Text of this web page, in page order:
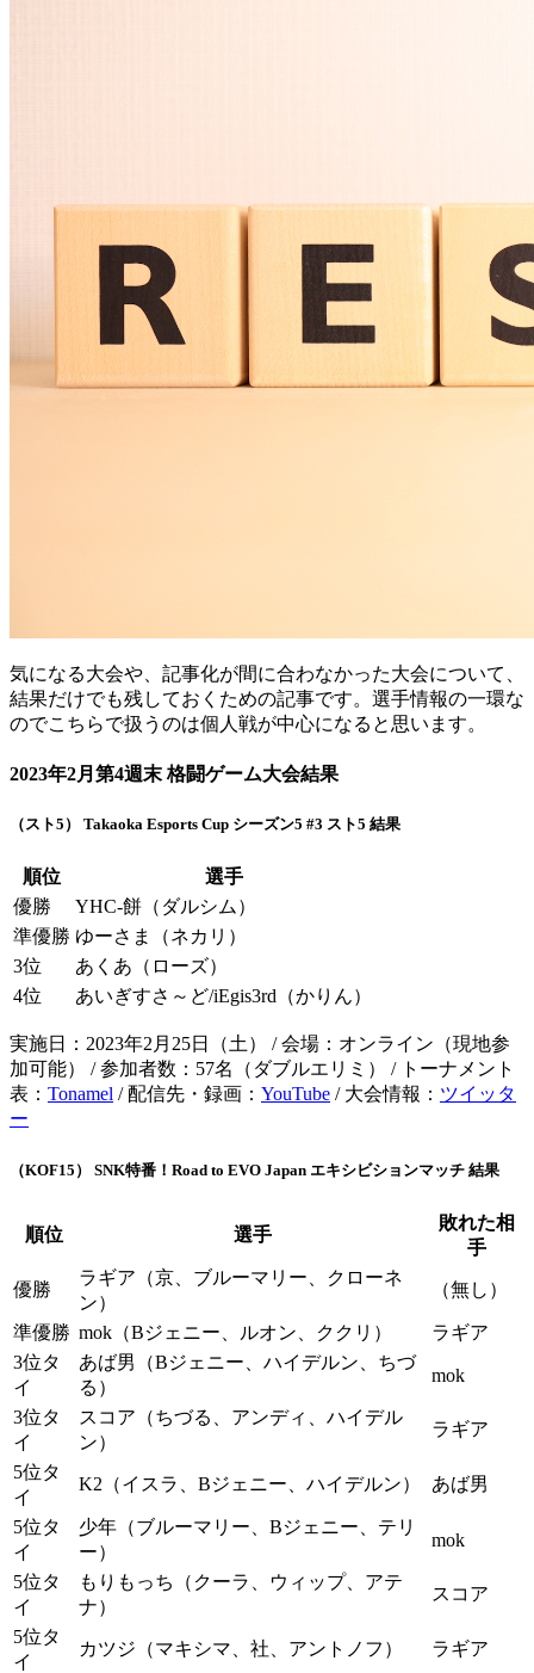
気になる大会や、記事化が間に合わなかった大会について、
結果だけでも残しておくための記事です。選手情報の一環な
のでこちらで扱うのは個人戦が中心になると思います。
2023年2月第4週末 格闘ゲーム大会結果
（スト5） Takaoka Esports Cup シーズン5 #3 スト5 結果
順位
選手
優勝
YHC-餅（ダルシム）
準優勝 ゆーさま（ネカリ）
3位
あくあ（ローズ）
4位
あいぎすさ～ど/iEgis3rd（かりん）
実施日：2023年2月25日（土） / 会場：オンライン（現地参
加可能） / 参加者数：57名（ダブルエリミ） / トーナメント
表： Tonamel / 配信先・録画： YouTube / 大会情報： ツイッタ
ー
（KOF15） SNK特番！Road to EVO Japan エキシビションマッチ 結果
順位 選手
敗れた相
手
優勝
ラギア（京、ブルーマリー、クローネ
ン）
（無し）
準優勝 mok（Bジェニー、ルオン、ククリ）
ラギア
3位タ
イ
あば男（Bジェニー、ハイデルン、ちづ
る）
mok
3位タ
イ
スコア（ちづる、アンディ、ハイデル
ン）
ラギア
5位タ
イ
K2（イスラ、Bジェニー、ハイデルン） あば男
5位タ
イ
少年（ブルーマリー、Bジェニー、テリ
ー）
mok
5位タ
イ
もりもっち（クーラ、ウィップ、アテ
ナ）
スコア
5位タ
イ
カツジ（マキシマ、社、アントノフ） ラギア